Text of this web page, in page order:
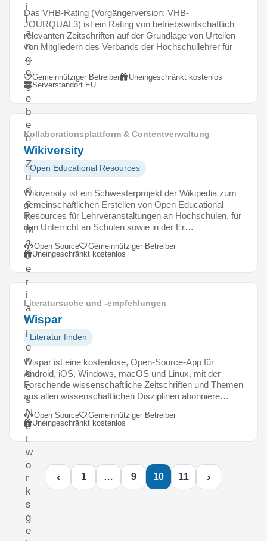
i
l
a
n
g
e
g
e
b
e
n
.
Z
u
d
e
n
M
a
t
e
r
i
a
l
i
e
n
d
e
s
N
e
t
w
o
r
k
s
g
e
Das VHB-Rating (Vorgängerversion: VHB-
JOURQUAL3) ist ein Rating von betriebswirtschaftlich
relevanten Zeitschriften auf der Grundlage von Urteilen
von Mitgliedern des Verbands der Hochschullehrer für
…
Gemeinnütziger Betreiber
Uneingeschränkt kostenlos
Serverstandort EU
Kollaborationsplattform & Contentverwaltung
Wikiversity
Open Educational Resources
Wikiversity ist ein Schwesterprojekt der Wikipedia zum
gemeinschaftlichen Erstellen von Open Educational
Resources für Lehrveranstaltungen an Hochschulen, für
den Unterricht an Schulen sowie in der Er…
Open Source
Gemeinnütziger Betreiber
Uneingeschränkt kostenlos
Literatursuche und -empfehlungen
Wispar
Literatur finden
Wispar ist eine kostenlose, Open-Source-App für
Android, iOS, Windows, macOS und Linux, mit der
Forschende wissenschaftliche Zeitschriften und Themen
aus allen wissenschaftlichen Disziplinen abonniere…
Open Source
Gemeinnütziger Betreiber
Uneingeschränkt kostenlos
‹ 1 … 9 10 11 ›